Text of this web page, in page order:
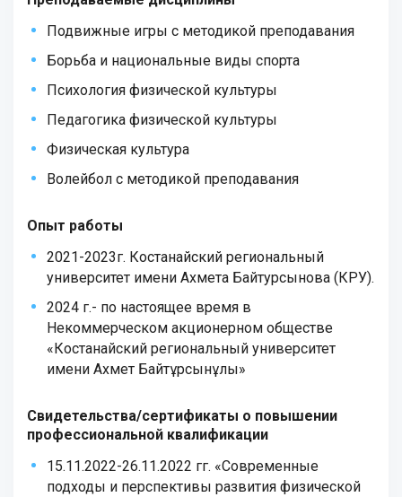
Подвижные игры с методикой преподавания
Борьба и национальные виды спорта
Психология физической культуры
Педагогика физической культуры
Физическая культура
Волейбол с методикой преподавания
Опыт работы
2021-2023г. Костанайский региональный
университет имени Ахмета Байтурсынова (КРУ).
2024 г.- по настоящее время в
Некоммерческом акционерном обществе
«Костанайский региональный университет
имени Ахмет Байтұрсынұлы»
Свидетельства/сертификаты о повышении
профессиональной квалификации
15.11.2022-26.11.2022 гг. «Современные
подходы и перспективы развития физической